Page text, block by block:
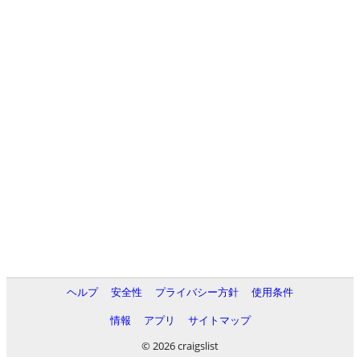
ヘルプ 安全性 プライバシー方針
使用条件
情報
アプリ
サイトマップ
© 2026 craigslist